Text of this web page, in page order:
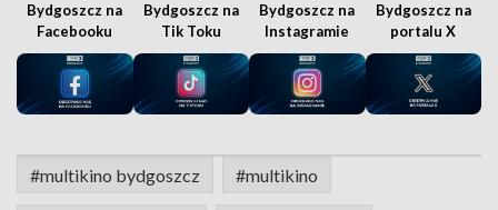
Bydgoszcz na
Facebooku
Bydgoszcz na
Tik Toku
Bydgoszcz na
Instagramie
Bydgoszcz na
portalu X
#multikino bydgoszcz #multikino